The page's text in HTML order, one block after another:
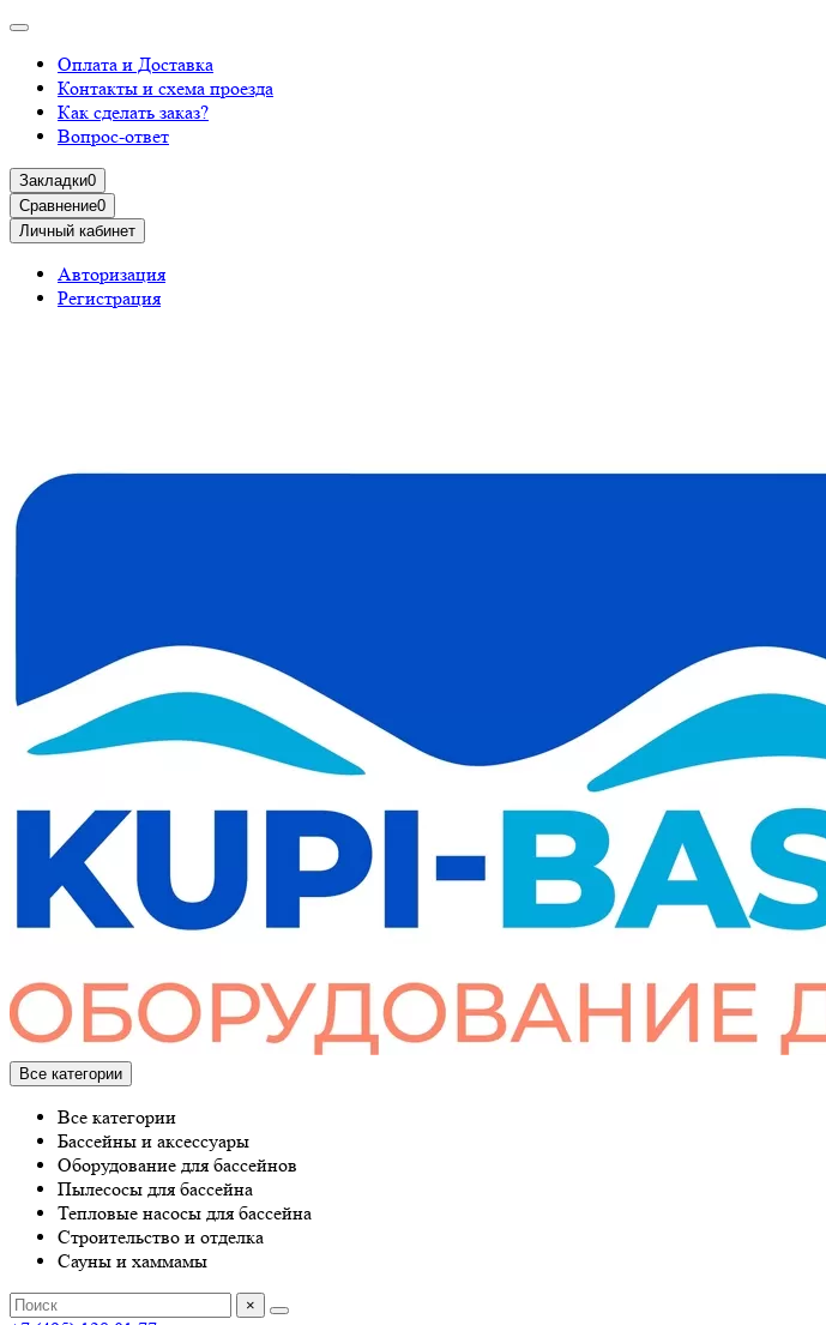
Оплата и Доставка
Контакты и схема проезда
Как сделать заказ?
Вопрос-ответ
Закладки0
Сравнение0
Личный кабинет
Авторизация
Регистрация
Все категории
Все категории
Бассейны и аксессуары
Оборудование для бассейнов
Пылесосы для бассейна
Тепловые насосы для бассейна
Строительство и отделка
Сауны и хаммамы
×